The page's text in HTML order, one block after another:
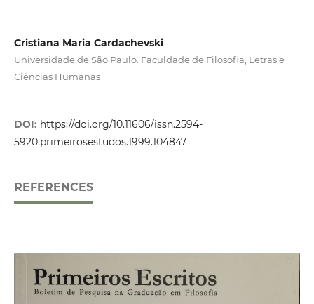
Cristiana Maria Cardachevski
Universidade de São Paulo. Faculdade de Filosofia, Letras e
Ciências Humanas
DOI: https://doi.org/10.11606/issn.2594-
5920.primeirosestudos.1999.104847
REFERENCES